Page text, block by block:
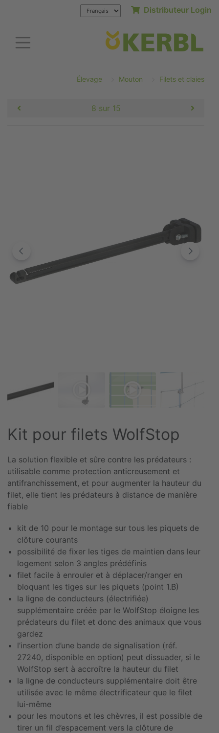
Distributeur Login
Élevage Mouton Filets et claies
8 sur 15
Kit pour filets WolfStop
La solution flexible et sûre contre les prédateurs :
utilisable comme protection anticreusement et
antifranchissement, et pour augmenter la hauteur du
filet, elle tient les prédateurs à distance de manière
fiable
kit de 10 pour le montage sur tous les piquets de
clôture courants
possibilité de fixer les tiges de maintien dans leur
logement selon 3 angles prédéfinis
filet facile à enrouler et à déplacer/ranger en
bloquant les tiges sur les piquets (point 1.B)
la ligne de conducteurs (électrifiée)
supplémentaire créée par le WolfStop éloigne les
prédateurs du filet et donc des animaux que vous
gardez
l’insertion d’une bande de signalisation (réf.
27240, disponible en option) peut dissuader, si le
WolfStop sert à accroître la hauteur du filet
la ligne de conducteurs supplémentaire doit être
utilisée avec le même électrificateur que le filet
lui-même
pour les moutons et les chèvres, il est possible de
tirer un fil d’espacement vers la clôture de